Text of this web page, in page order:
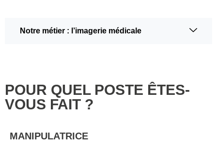
Notre métier : l’imagerie médicale
POUR QUEL POSTE ÊTES-
VOUS FAIT ?
MANIPULATRICE